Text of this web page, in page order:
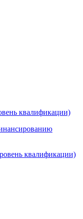
квалификации)
квалификации)